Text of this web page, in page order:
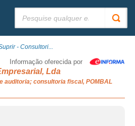
- Consultori...
Informação oferecida por
Lda
auditoria; consultoria fiscal, POMBAL